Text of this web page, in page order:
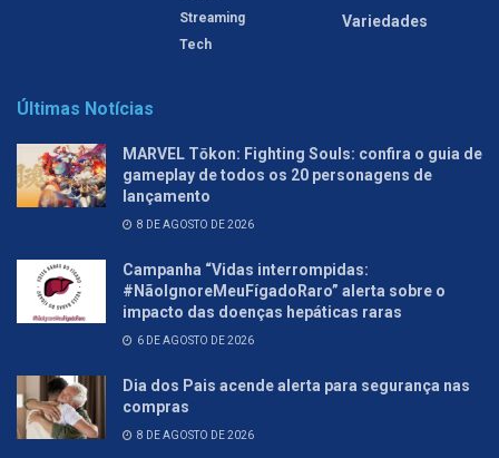
Streaming
Tech
Variedades
Últimas Notícias
MARVEL Tōkon: Fighting Souls: confira o guia de
gameplay de todos os 20 personagens de
lançamento
8 DE AGOSTO DE 2026
Campanha “Vidas interrompidas:
#NãoIgnoreMeuFígadoRaro” alerta sobre o
impacto das doenças hepáticas raras
6 DE AGOSTO DE 2026
Dia dos Pais acende alerta para segurança nas
compras
8 DE AGOSTO DE 2026